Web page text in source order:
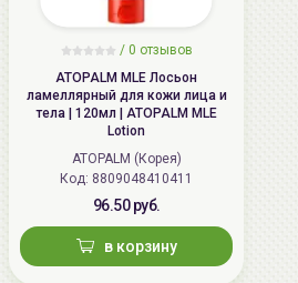
/ 0 отзывов
ATOPALM MLE Лосьон
ламеллярный для кожи лица и
тела | 120мл | ATOPALM MLE
Lotion
ATOPALM (Корея)
Код: 8809048410411
96.50 руб.
в корзину